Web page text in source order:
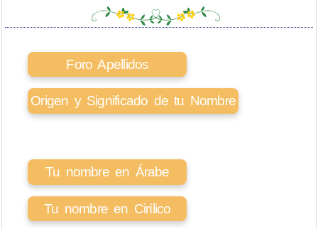
Foro Apellidos
Origen y Significado de tu Nombre
Tu nombre en Árabe
Tu nombre en Cirílico